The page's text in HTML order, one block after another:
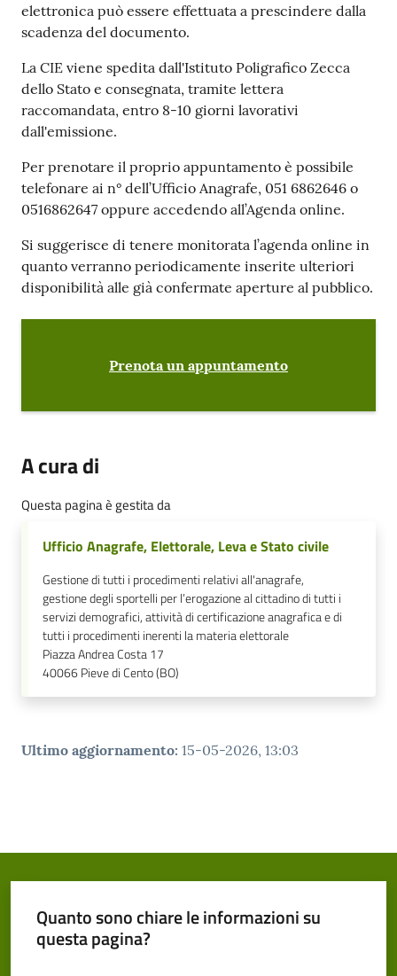
elettronica può essere effettuata a prescindere dalla
scadenza del documento.
La CIE viene spedita dall'Istituto Poligrafico Zecca
dello Stato e consegnata, tramite lettera
raccomandata, entro 8-10 giorni lavorativi
dall'emissione.
Per prenotare il proprio appuntamento è possibile
telefonare ai n° dell’Ufficio Anagrafe, 051 6862646 o
0516862647 oppure accedendo all’Agenda online.
Si suggerisce di tenere monitorata l’agenda online in
quanto verranno periodicamente inserite ulteriori
disponibilità alle già confermate aperture al pubblico.
Prenota un appuntamento
A cura di
Questa pagina è gestita da
Ufficio Anagrafe, Elettorale, Leva e Stato civile
Gestione di tutti i procedimenti relativi all'anagrafe,
gestione degli sportelli per l’erogazione al cittadino di tutti i
servizi demografici, attività di certificazione anagrafica e di
tutti i procedimenti inerenti la materia elettorale
Piazza Andrea Costa 17
40066Pieve di Cento (BO)
Ultimo aggiornamento: 15-05-2026, 13:03
Quanto sono chiare le informazioni su
questa pagina?